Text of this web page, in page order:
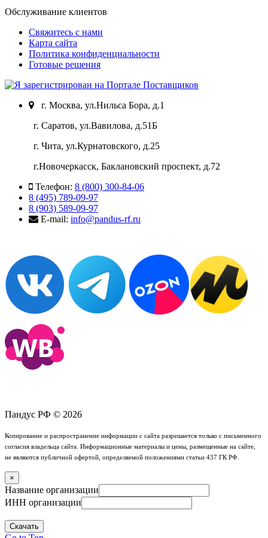
Обслуживание клиентов
Свяжитесь с нами
Карта сайта
Политика конфиденциальности
Готовые решения
г. Москва, ул.Нильса Бора, д.1
г. Саратов, ул.Вавилова, д.51Б
г. Чита, ул.Курнатовского, д.25
г.Новочеркасск, Баклановский проспект, д.72
Телефон: 8 (800) 300-84-06
8 (495) 789-09-97
8 (903) 589-09-97
E-mail: info@pandus-rf.ru
Пандус РФ © 2026
Копирование и распространение информации с сайта разрешается только с письменного
согласия владельца сайта. Информационные материалы и цены, размещенные на сайте,
не являются публичной офертой, определяемой положениями статьи 437 ГК РФ.
×
Название организации
ИНН организации
Скачать